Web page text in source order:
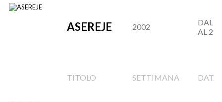
ASEREJE 2002
DAL
AL
TITOLO SETTIMANA DATA